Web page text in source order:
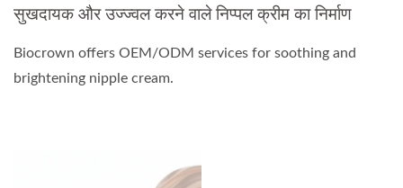
सुखदायक और उज्ज्वल करने वाले निप्पल क्रीम का निर्माण
Biocrown offers OEM/ODM services for soothing and
brightening nipple cream.